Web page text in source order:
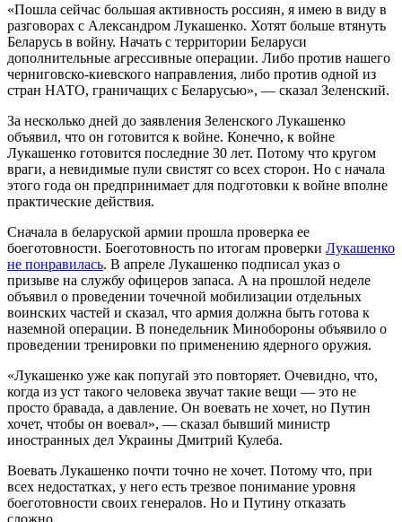
«Пошла сейчас большая активность россиян, я имею в виду в
разговорах с Александром Лукашенко. Хотят больше втянуть
Беларусь в войну. Начать с территории Беларуси
дополнительные агрессивные операции. Либо против нашего
черниговско-киевского направления, либо против одной из
стран НАТО, граничащих с Беларусью», — сказал Зеленский.
За несколько дней до заявления Зеленского Лукашенко
объявил, что он готовится к войне. Конечно, к войне
Лукашенко готовится последние 30 лет. Потому что кругом
враги, а невидимые пули свистят со всех сторон. Но с начала
этого года он предпринимает для подготовки к войне вполне
практические действия.
Сначала в беларуской армии прошла проверка ее
боеготовности. Боеготовность по итогам проверки Лукашенко
не понравилась. В апреле Лукашенко подписал указ о
призыве на службу офицеров запаса. А на прошлой неделе
объявил о проведении точечной мобилизации отдельных
воинских частей и сказал, что армия должна быть готова к
наземной операции. В понедельник Минобороны объявило о
проведении тренировки по применению ядерного оружия.
«Лукашенко уже как попугай это повторяет. Очевидно, что,
когда из уст такого человека звучат такие вещи — это не
просто бравада, а давление. Он воевать не хочет, но Путин
хочет, чтобы он воевал», — сказал бывший министр
иностранных дел Украины Дмитрий Кулеба.
Воевать Лукашенко почти точно не хочет. Потому что, при
всех недостатках, у него есть трезвое понимание уровня
боеготовности своих генералов. Но и Путину отказать
сложно.